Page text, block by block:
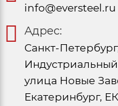
info@eversteel.ru
Адрес:
Санкт-
улица Новые
Екатеринбург,